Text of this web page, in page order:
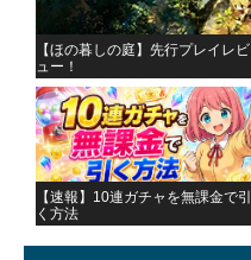
【ほの暮しの庭】先行プレイレビ
ュー！
【速報】10連ガチャを無課金で引
く方法